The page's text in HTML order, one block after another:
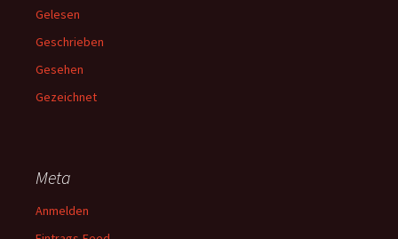
Gelesen
Geschrieben
Gesehen
Gezeichnet
Meta
Anmelden